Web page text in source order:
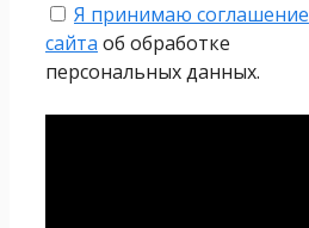
Я принимаю соглашение
сайта об обработке
персональных данных.